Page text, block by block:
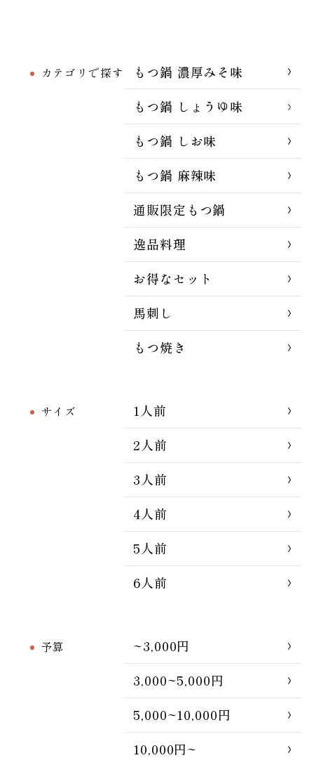
カテゴリで探す
もつ鍋 濃厚みそ味
もつ鍋 しょうゆ味
もつ鍋 しお味
もつ鍋 麻辣味
通販限定もつ鍋
逸品料理
お得なセット
馬刺し
もつ焼き
サイズ
1人前
2人前
3人前
4人前
5人前
6人前
予算
~3,000円
3,000~5,000円
5,000~10,000円
10,000円~